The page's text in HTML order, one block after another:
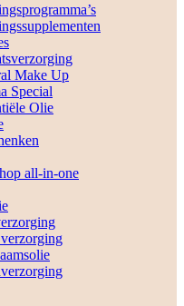
Make Up
Special
Olie
all-in-one